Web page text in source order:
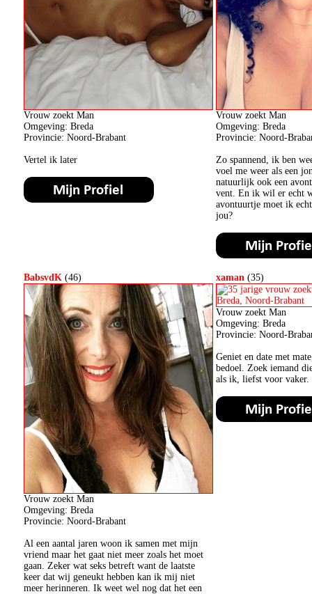
Vrouw zoekt Man
Omgeving: Breda
Provincie: Noord-Brabant
Vertel ik later
Vrouw zoekt Man
Omgeving: Breda
Provincie: Noord-
Zo spannend, ik ben
voel me weer als een
natuurlijk ook een
vent. En ik wil er echt
avontuurtje moet ik
jou?
BabsvdK (46)
Vrouw zoekt Man
Omgeving: Breda
Provincie: Noord-Brabant
Al een aantal jaren woon ik samen met mijn
vriend maar het gaat niet meer zoals het moet
gaan. Zeker wat seks betreft want de laatste
keer dat wij geneukt hebben kan ik mij niet
meer herinneren. Ik weet wel nog dat het een
xaman (35)
Vrouw zoekt Man
Omgeving: Breda
Provincie: Noord-
Geniet en date met
bedoel. Zoek iemand
als ik, liefst voor vaker.